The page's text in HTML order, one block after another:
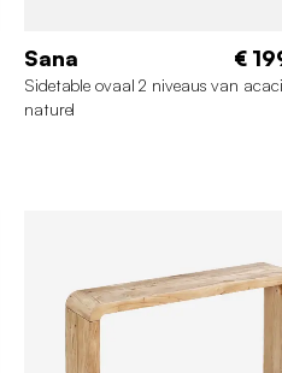
Sana €
Sidetable ovaal 2 niveaus van
naturel